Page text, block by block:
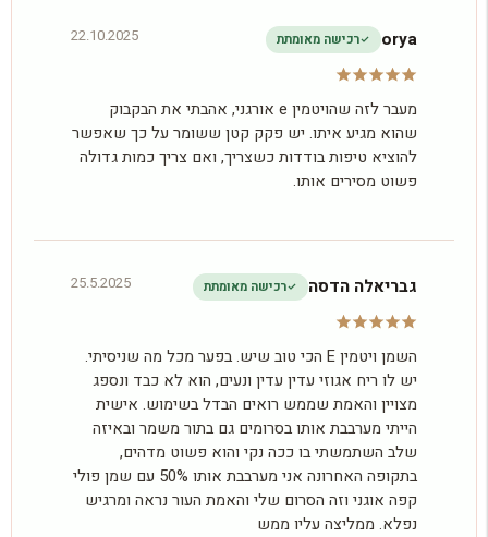
orya רכישה מאומתת 22.10.2025
מעבר לזה שהויטמין e אורגני, אהבתי את הבקבוק
שהוא מגיע איתו. יש פקק קטן ששומר על כך שאפשר
להוציא טיפות בודדות כשצריך, ואם צריך כמות גדולה
פשוט מסירים אותו.
גבריאלה הדסה רכישה מאומתת 25.5.2025
השמן ויטמין E הכי טוב שיש. בפער מכל מה שניסיתי.
יש לו ריח אגוזי עדין עדין ונעים, הוא לא כבד ונספג
מצויין והאמת שממש רואים הבדל בשימוש. אישית
הייתי מערבבת אותו בסרומים גם בתור משמר ובאיזה
שלב השתמשתי בו ככה נקי והוא פשוט מדהים,
בתקופה האחרונה אני מערבבת אותו 50% עם שמן פולי
קפה אוגני וזה הסרום שלי והאמת העור נראה ומרגיש
נפלא. ממליצה עליו ממש